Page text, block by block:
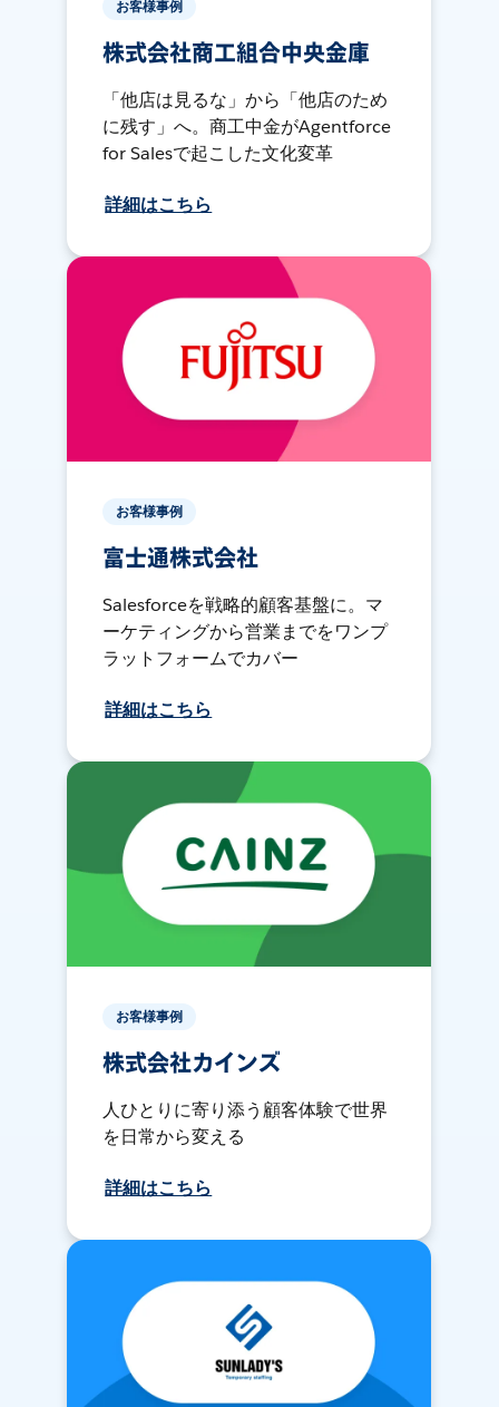
お客様事例
株式会社商工組合中央金庫
「他店は見るな」から「他店のため
に残す」へ。商工中金がAgentforce
for Salesで起こした文化変革
詳細はこちら
お客様事例
富士通株式会社
Salesforceを戦略的顧客基盤に。マ
ーケティングから営業までをワンプ
ラットフォームでカバー
詳細はこちら
お客様事例
株式会社カインズ
人ひとりに寄り添う顧客体験で世界
を日常から変える
詳細はこちら